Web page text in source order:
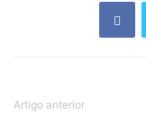
Artigo anterior